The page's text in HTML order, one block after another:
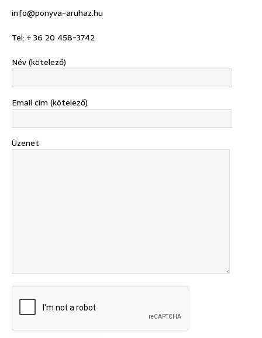
info@ponyva-aruhaz.hu
Tel: + 36 20 458-3742
Név (kötelező)
Email cím (kötelező)
Üzenet